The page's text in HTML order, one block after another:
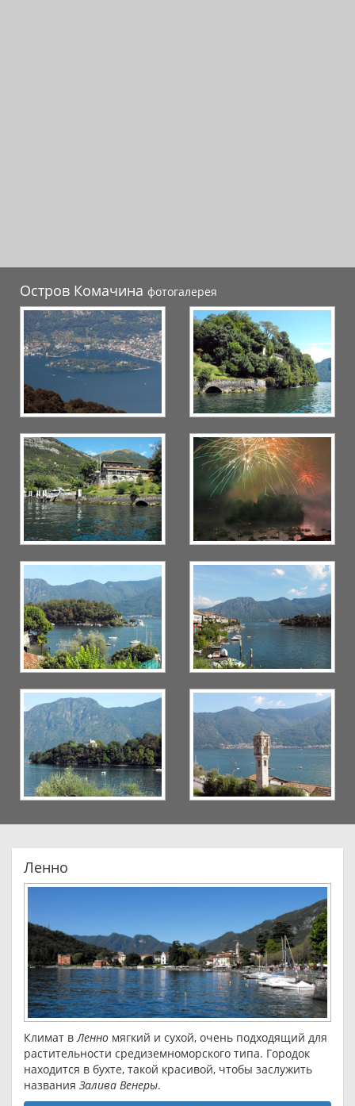
Остров Комачина фотогалерея
Ленно
Климат вЛенно мягкий и сухой, очень подходящий для
растительности средиземноморского типа. Городок
находится в бухте, такой красивой, чтобы заслужить
названия Залива Венеры.